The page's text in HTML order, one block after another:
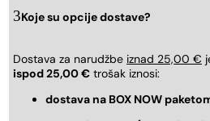
Koje su opcije dostave?
Dostava za narudžbe iznad 25,00 €
ispod 25,00 € trošak iznosi:
dostava na BOX NOW